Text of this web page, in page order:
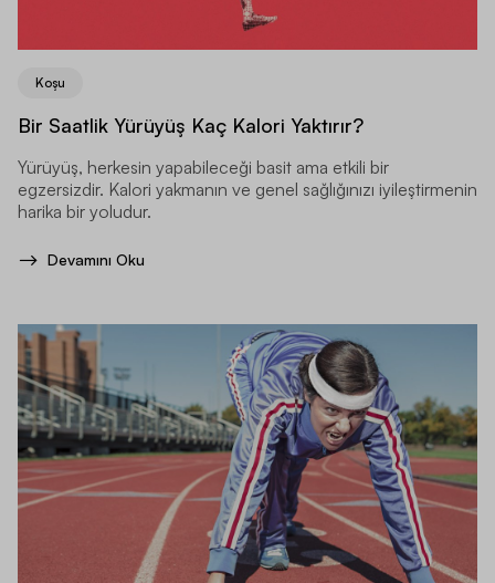
Koşu
Bir Saatlik Yürüyüş Kaç Kalori Yaktırır?
Yürüyüş, herkesin yapabileceği basit ama etkili bir
egzersizdir. Kalori yakmanın ve genel sağlığınızı iyileştirmenin
harika bir yoludur.
Devamını Oku